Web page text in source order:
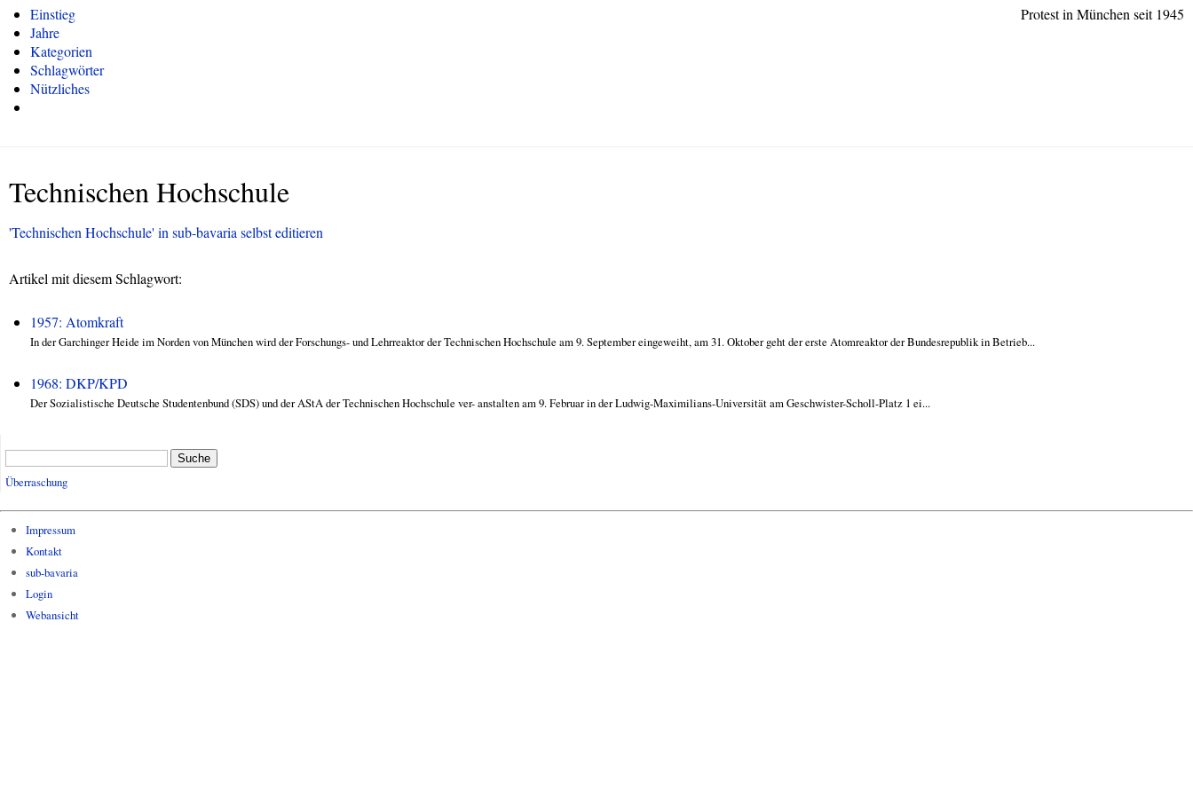
Protest in München seit 1945
Einstieg
Jahre
Kategorien
Schlagwörter
Nützliches
Technischen Hochschule
'Technischen Hochschule' in sub-bavaria selbst editieren
Artikel mit diesem Schlagwort:
1957: Atomkraft
In der Garchinger Heide im Norden von München wird der Forschungs- und Lehrreaktor der Technischen Hochschule am 9. September eingeweiht, am 31. Oktober geht der erste Atomreaktor der Bundesrepublik in Betrieb...
1968: DKP/KPD
Der Sozialistische Deutsche Studentenbund (SDS) und der AStA der Technischen Hochschule ver- anstalten am 9. Februar in der Ludwig-Maximilians-Universität am Geschwister-Scholl-Platz 1 ei...
Suche
Überraschung
Impressum
Kontakt
sub-bavaria
Login
Webansicht